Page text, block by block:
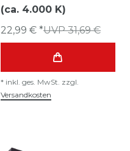
(ca. 4.000 K)
UVP 31,69 €
22,99 € *
* inkl. ges. MwSt. zzgl.
Versandkosten